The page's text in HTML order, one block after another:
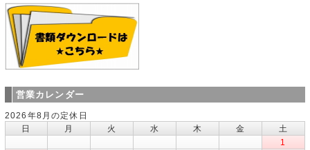
営業カレンダー
2026年8月の定休日
日
月 火 水 木 金
土
1